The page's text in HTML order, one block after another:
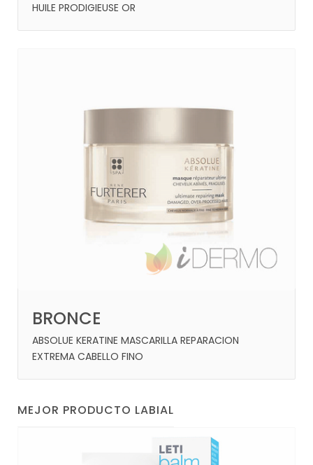
HUILE PRODIGIEUSE OR
BRONCE
ABSOLUE KERATINE MASCARILLA REPARACION
EXTREMA CABELLO FINO
MEJOR PRODUCTO LABIAL